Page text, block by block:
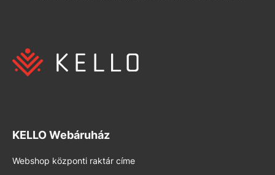
KELLO Webáruház
Webshop központi raktár címe